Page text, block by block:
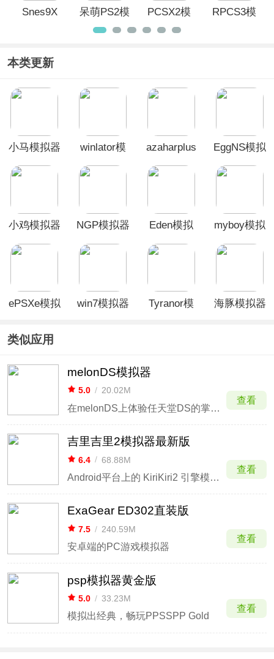
Snes9X
呆萌PS2模
拟器手机
PCSX2模
拟器
RPCS3模
本类更新
小马模拟器
winlator模
azaharplus
EggNS模拟
小鸡模拟器
NGP模拟器
Eden模拟
myboy模拟
ePSXe模拟
版
win7模拟器
Tyranor模
海豚模拟器
类似应用
melonDS模拟器
5.0 / 20.02M
在melonDS上体验任天堂DS的掌上乐趣
查看
吉里吉里2模拟器最新版
6.4 / 68.88M
Android平台上的 KiriKiri2 引擎模拟器
查看
ExaGear ED302直装版
7.5 / 240.59M
安卓端的PC游戏模拟器
查看
psp模拟器黄金版
5.0 / 33.23M
模拟出经典，畅玩PPSSPP Gold
查看